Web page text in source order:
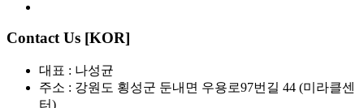
Contact Us [KOR]
대표 : 나성균
주소 : 강원도 횡성군 둔내면 우용로97번길 44 (미라클센
터)